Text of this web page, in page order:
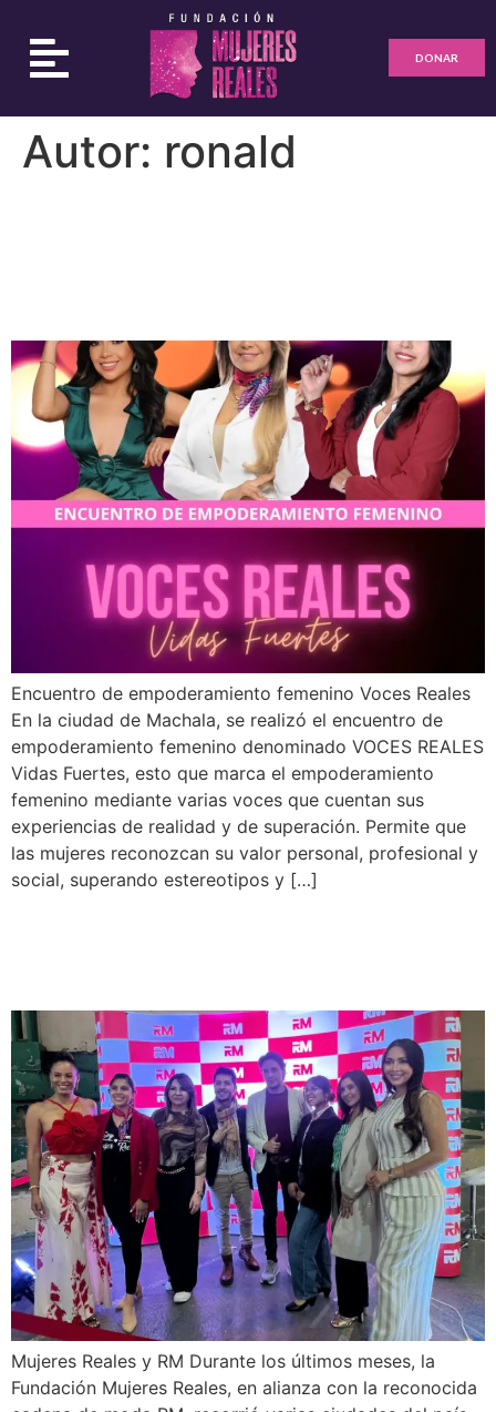
DONAR
Autor: ronald
Encuentro de empoderamiento femenino Voces Reales
En la ciudad de Machala, se realizó el encuentro de
empoderamiento femenino denominado VOCES REALES
Vidas Fuertes, esto que marca el empoderamiento
femenino mediante varias voces que cuentan sus
experiencias de realidad y de superación. Permite que
las mujeres reconozcan su valor personal, profesional y
social, superando estereotipos y […]
Mujeres Reales y RM Durante los últimos meses, la
Fundación Mujeres Reales, en alianza con la reconocida